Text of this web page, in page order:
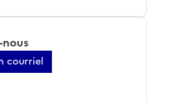
courriel